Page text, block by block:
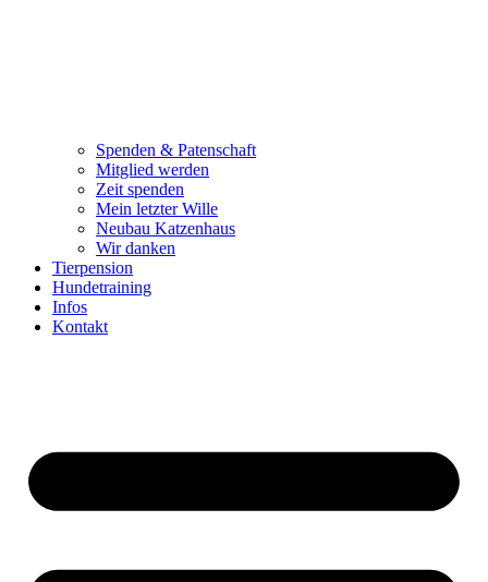
Spenden & Patenschaft
Mitglied werden
Zeit spenden
Mein letzter Wille
Neubau Katzenhaus
Wir danken
Tierpension
Hundetraining
Infos
Kontakt